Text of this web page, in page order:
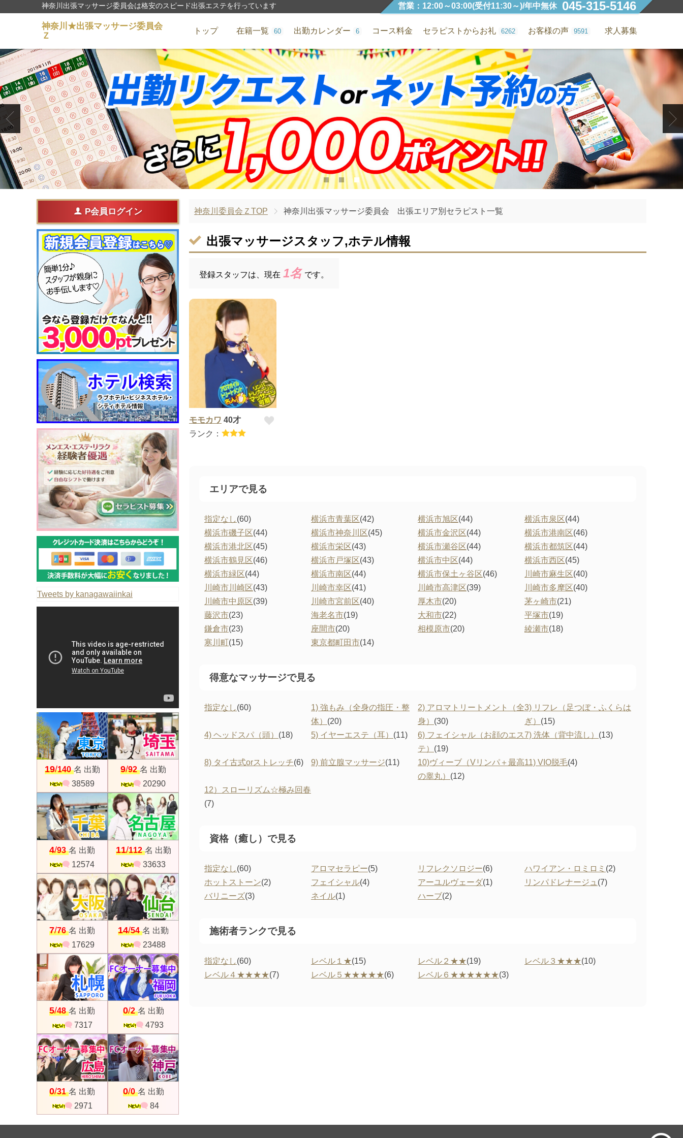
神奈川出張マッサージ委員会は格安のスピード出張エステを行っています 営業：12:00～03:00(受付11:30～)/年中無休 045-315-5146
神奈川★出張マッサージ委員会
Ｚ
トップ 在籍一覧 60 出勤カレンダー 6 コース料金 セラピストからお礼 6262 お客様の声 9591 求人募集
1 2 3
神奈川委員会ＺTOP 神奈川出張マッサージ委員会 出張エリア別セラピスト一覧
出張マッサージスタッフ,ホテル情報
登録スタッフは、 現在 1名 です。
モモカワ 40才
ランク：
エリアで見る
指定なし(60) 横浜市青葉区(42) 横浜市旭区(44) 横浜市泉区(44)
横浜市磯子区(44) 横浜市神奈川区(45) 横浜市金沢区(44) 横浜市港南区(46)
横浜市港北区(45) 横浜市栄区(43) 横浜市瀬谷区(44) 横浜市都筑区(44)
横浜市鶴見区(46) 横浜市戸塚区(43) 横浜市中区(44) 横浜市西区(45)
横浜市緑区(44) 横浜市南区(44) 横浜市保土ヶ谷区(46) 川崎市麻生区(40)
川崎市川崎区(43) 川崎市幸区(41) 川崎市高津区(39) 川崎市多摩区(40)
川崎市中原区(39) 川崎市宮前区(40) 厚木市(20) 茅ヶ崎市(21)
藤沢市(23) 海老名市(19) 大和市(22) 平塚市(19)
鎌倉市(23) 座間市(20) 相模原市(20) 綾瀬市(18)
寒川町(15) 東京都町田市(14)
得意なマッサージで見る
指定なし(60)
1) 強もみ（全身の指圧・整
体） (20)
2) アロマトリートメント（全
身） (30)
3) リフレ（足つぼ・ふくらは
ぎ） (15)
4) ヘッドスパ（頭） (18) 5) イヤーエステ（耳） (11)
6) フェイシャル（お顔のエス
テ） (19)
7) 洗体（背中流し） (13)
8) タイ古式orストレッチ(6) 9) 前立腺マッサージ(11)
10)ヴィーブ（Vリンパ＋最高
の睾丸） (12)
11) VIO脱毛(4)
12）スローリズム☆極み回春
(7)
資格（癒し）で見る
指定なし(60) アロマセラピー(5) リフレクソロジー(6) ハワイアン・ロミロミ (2)
ホットストーン(2) フェイシャル(4) アーユルヴェーダ(1) リンパドレナージュ (7)
バリニーズ(3) ネイル(1) ハーブ(2)
施術者ランクで見る
指定なし(60) レベル１★(15) レベル２★★(19) レベル３★★★(10)
レベル４★★★★(7) レベル５★★★★★(6) レベル６★★★★★★(3)
P会員ログイン
Tweets by kanagawaiinkai
19/140 名 出勤
38589
9/92 名 出勤
20290
4/93 名 出勤
12574
11/112 名 出勤
33633
7/76 名 出勤
17629
14/54 名 出勤
23488
5/48 名 出勤
7317
0/2 名 出勤
4793
0/31 名 出勤
2971
0/0 名 出勤
84